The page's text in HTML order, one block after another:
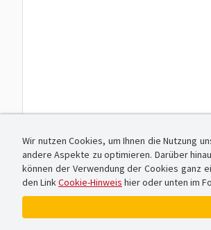
Wir nutzen Cookies, um Ihnen die Nutzung
andere Aspekte zu optimieren. Darüber
können der Verwendung der Cookies ganz
den LinkCookie-Hinweis hier oder unten im